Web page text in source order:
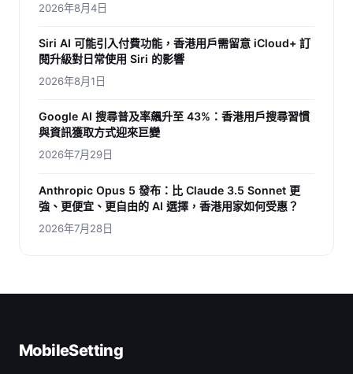
2026年8月4日
Siri AI 可能引入付費功能，香港用戶需留意 iCloud+ 訂
閱升級對日常使用 Siri 的影響
2026年8月1日
Google AI 搜尋普及率飆升至 43%：香港用戶搜尋習慣
與資訊獲取方式迎來巨變
2026年7月29日
Anthropic Opus 5 發布：比 Claude 3.5 Sonnet 更
強、更便宜、更自由的 AI 選擇，香港用家如何受惠？
2026年7月28日
MobileSetting